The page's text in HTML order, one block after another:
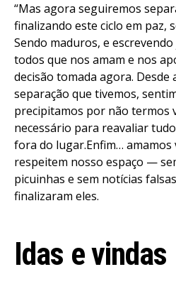
“Mas agora seguiremos
finalizando este ciclo em paz,
Sendo maduros, e
todos que nos amam e nos
decisão tomada agora. Desde
separação que tivemos,
precipitamos por não termos
necessário para reavaliar
fora do lugar.Enfim… amamos
respeitem nosso espaço —
picuinhas e sem notícias
finalizaram eles.
Idas e vindas
Whatsapp